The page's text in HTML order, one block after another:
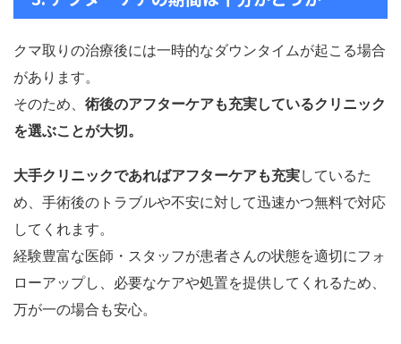
クマ取りの治療後には一時的なダウンタイムが起こる場合
があります。
そのため、 術後のアフターケアも充実しているクリニック
を選ぶことが大切。
大手クリニックであればアフターケアも充実しているた
め、手術後のトラブルや不安に対して迅速かつ無料で対応
してくれます。
経験豊富な医師・スタッフが患者さんの状態を適切にフォ
ローアップし、必要なケアや処置を提供してくれるため、
万が一の場合も安心。